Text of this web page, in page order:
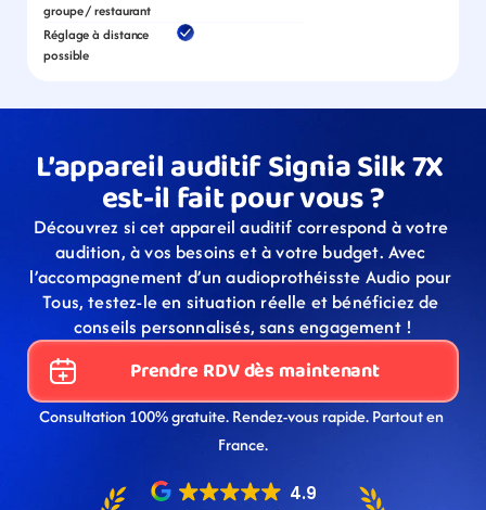
groupe / restaurant
Réglage à distance
possible
L’appareil auditif Signia Silk 7X
est-il fait pour vous ?
Découvrez si cet appareil auditif correspond à votre
audition, à vos besoins et à votre budget. Avec
l’accompagnement d’un audioprothéisste Audio pour
Tous, testez-le en situation réelle et bénéficiez de
conseils personnalisés, sans engagement !
Prendre RDV dès maintenant
Consultation 100% gratuite. Rendez-vous rapide. Partout en
France.